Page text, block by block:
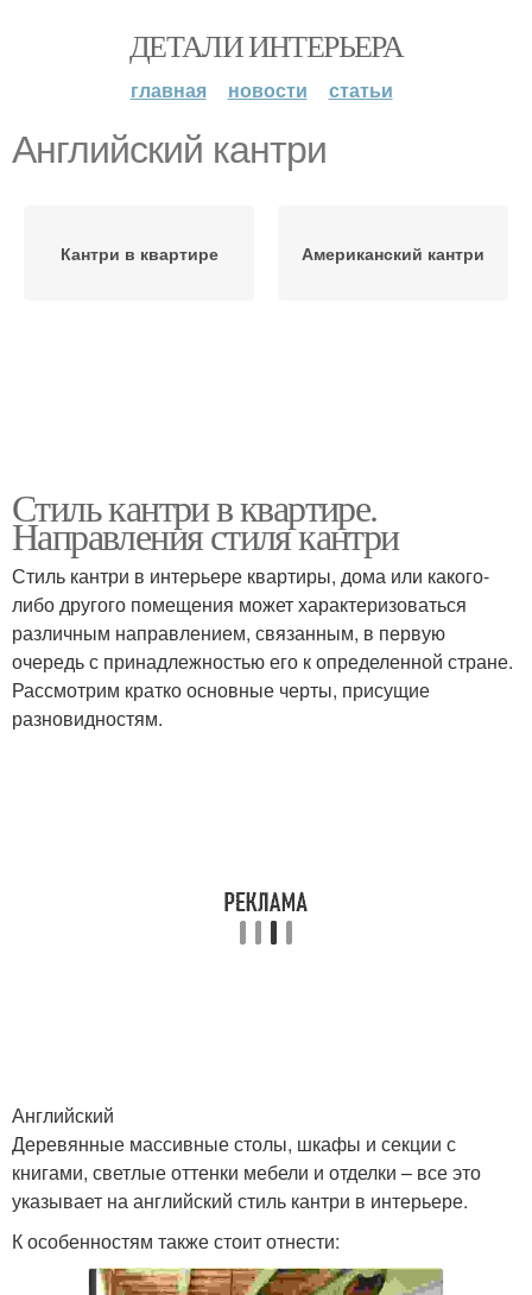
ДЕТАЛИ ИНТЕРЬЕРА
главная новости статьи
Английский кантри
Кантри в квартире Американский кантри
Стиль кантри в квартире.
Направления стиля кантри
Стиль кантри в интерьере квартиры, дома или какого-
либо другого помещения может характеризоваться
различным направлением, связанным, в первую
очередь с принадлежностью его к определенной стране.
Рассмотрим кратко основные черты, присущие
разновидностям.
Английский
Деревянные массивные столы, шкафы и секции с
книгами, светлые оттенки мебели и отделки – все это
указывает на английский стиль кантри в интерьере.
К особенностям также стоит отнести: